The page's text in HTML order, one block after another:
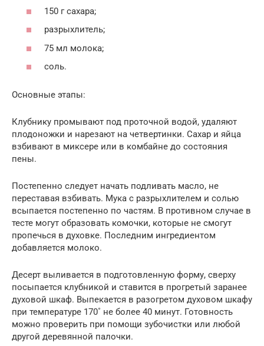
150 г сахара;
разрыхлитель;
75 мл молока;
соль.
Основные этапы:
Клубнику промывают под проточной водой, удаляют
плодоножки и нарезают на четвертинки. Сахар и яйца
взбивают в миксере или в комбайне до состояния
пены.
Постепенно следует начать подливать масло, не
переставая взбивать. Мука с разрыхлителем и солью
всыпается постепенно по частям. В противном случае в
тесте могут образовать комочки, которые не смогут
пропечься в духовке. Последним ингредиентом
добавляется молоко.
Десерт выливается в подготовленную форму, сверху
посыпается клубникой и ставится в прогретый заранее
духовой шкаф. Выпекается в разогретом духовом шкафу
при температуре 170˚ не более 40 минут. Готовность
можно проверить при помощи зубочистки или любой
другой деревянной палочки.